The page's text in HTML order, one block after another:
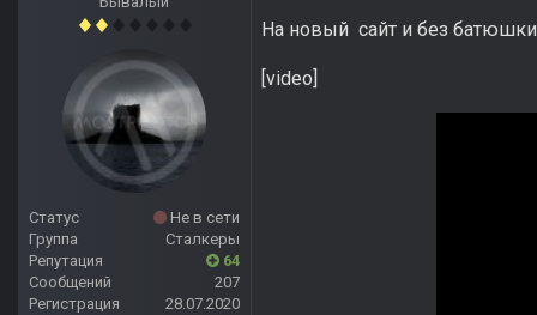
Статус
Не в сети
Группа
Сталкеры
Репутация
64
Сообщений
207
Регистрация
28.07.2020
На новый сайт и без
[video]